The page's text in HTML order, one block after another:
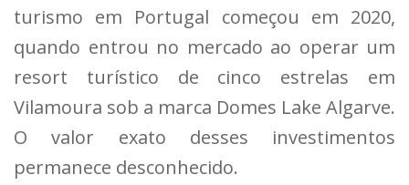
turismo em Portugal começou em 2020,
quando entrou no mercado ao operar um
resort turístico de cinco estrelas em
Vilamoura sob a marca Domes Lake Algarve.
O valor exato desses investimentos
permanece desconhecido.